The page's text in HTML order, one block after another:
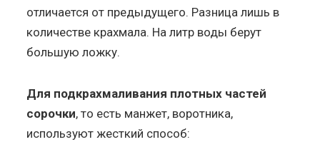
отличается от предыдущего. Разница лишь в
количестве крахмала. На литр воды берут
большую ложку.
Для подкрахмаливания плотных частей
сорочки, то есть манжет, воротника,
используют жесткий способ: